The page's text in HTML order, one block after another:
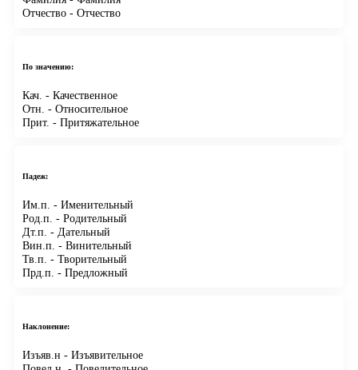
Отчество - Отчество
По значению:
Кач. - Качественное
Отн. - Относительное
Прит. - Притяжательное
Падеж:
Им.п. - Именительный
Род.п. - Родительный
Дт.п. - Дательный
Вин.п. - Винительный
Тв.п. - Творительный
Прд.п. - Предложный
Наклонение:
Изъяв.н - Изъявительное